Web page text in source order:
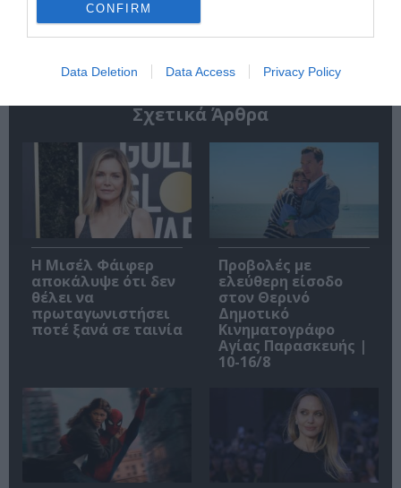
CONFIRM
Data Deletion Data Access Privacy Policy
Ακολουθήστε το Culturenow.gr
Σχετικά Άρθρα
Η Μισέλ Φάιφερ
αποκάλυψε ότι δεν
θέλει να
πρωταγωνιστήσει
ποτέ ξανά σε ταινία
Προβολές με
ελεύθερη είσοδο
στον Θερινό
Δημοτικό
Κινηματογράφο
Αγίας Παρασκευής |
10-16/8